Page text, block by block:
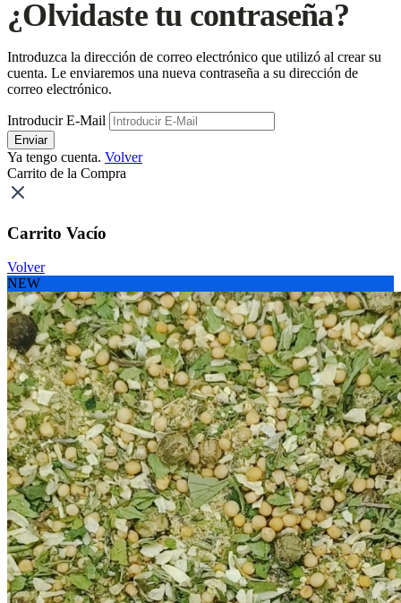
¿Olvidaste tu contraseña?
Introduzca la dirección de correo electrónico que utilizó al crear su
cuenta. Le enviaremos una nueva contraseña a su dirección de
correo electrónico.
Introducir E-Mail
Enviar
Ya tengo cuenta. Volver
Carrito de la Compra
Carrito Vacío
Volver
NEW